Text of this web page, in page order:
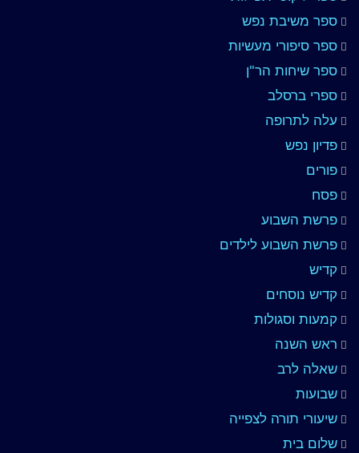
ספר משיבת נפש
ספר סיפורי מעשיות
ספר שיחות הר"ן
ספרי ברסלב
עלה לתרופה
פדיון נפש
פורים
פסח
פרשת השבוע
פרשת השבוע לילדים
קדיש
קדיש נוסחים
קמעות וסגולות
ראש השנה
שאלה לרב
שבועות
שיעורי תורה לצפייה
שלום בית